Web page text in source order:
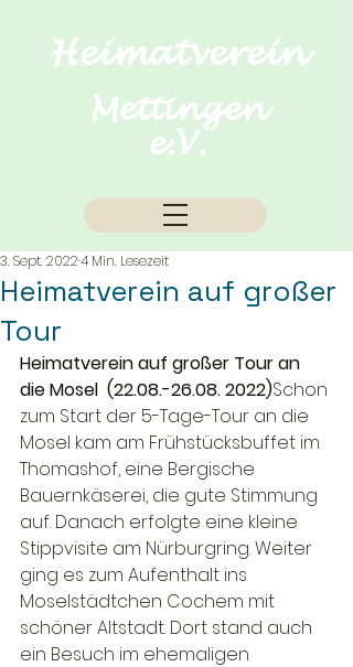
Heimatverein
Mettingen
e.V.
Heimatverein auf großer
Tour
3. Sept. 20224 Min. Lesezeit
Heimatverein auf großer Tour an
die Mosel  (22.08.-26.08. 2022)Schon
zum Start der 5-Tage-Tour an die
Mosel kam am Frühstücksbuffet im
Thomashof, eine Bergische
Bauernkäserei, die gute Stimmung
auf. Danach erfolgte eine kleine
Stippvisite am Nürburgring. Weiter
ging es zum Aufenthalt ins
Moselstädtchen Cochem mit
schöner Altstadt. Dort stand auch
ein Besuch im ehemaligen